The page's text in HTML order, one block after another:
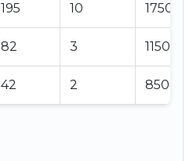
195 10 1750
82 3 1150
42 2 850